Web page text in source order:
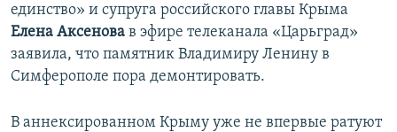
единство» и супруга российского главы Крыма
Елена Аксенова в эфире телеканала «Царьград»
заявила, что памятник Владимиру Ленину в
Симферополе пора демонтировать.
В аннексированном Крыму уже не впервые ратуют